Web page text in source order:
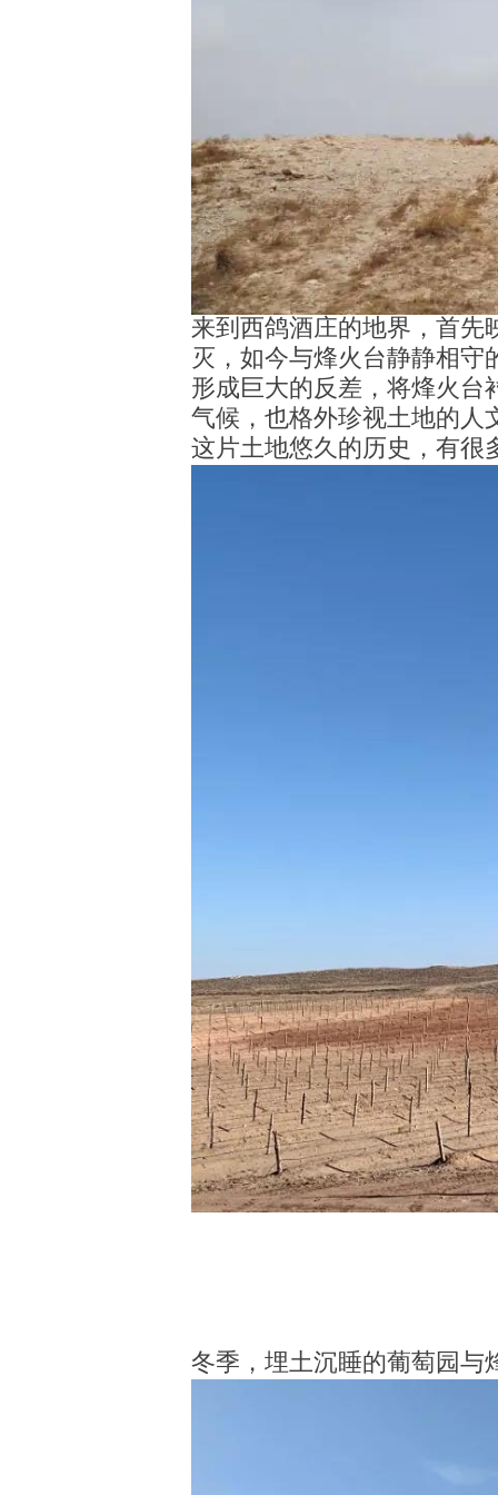
来到西鸽酒庄的地界，首先
灭，如今与烽火台静静相
形成巨大的反差，将烽火台
气候，也格外珍视土地的人
这片土地悠久的历史，有很
冬季，埋土沉睡的葡萄园与